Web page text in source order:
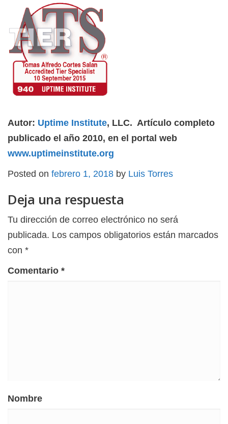
Autor: Uptime Institute, LLC. Artículo completo
publicado el año 2010, en el portal web
www.uptimeinstitute.org
Posted on febrero 1, 2018 by Luis Torres
Deja una respuesta
Tu dirección de correo electrónico no será
publicada. Los campos obligatorios están marcados
con *
Comentario *
Nombre